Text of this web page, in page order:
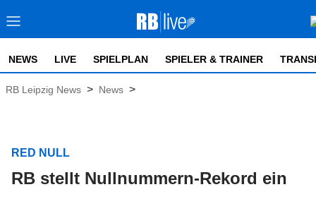
NEWS LIVE SPIELPLAN SPIELER & TRAINER
RB Leipzig News > News >
RED NULL
RB stellt Nullnummern-Rekord ein